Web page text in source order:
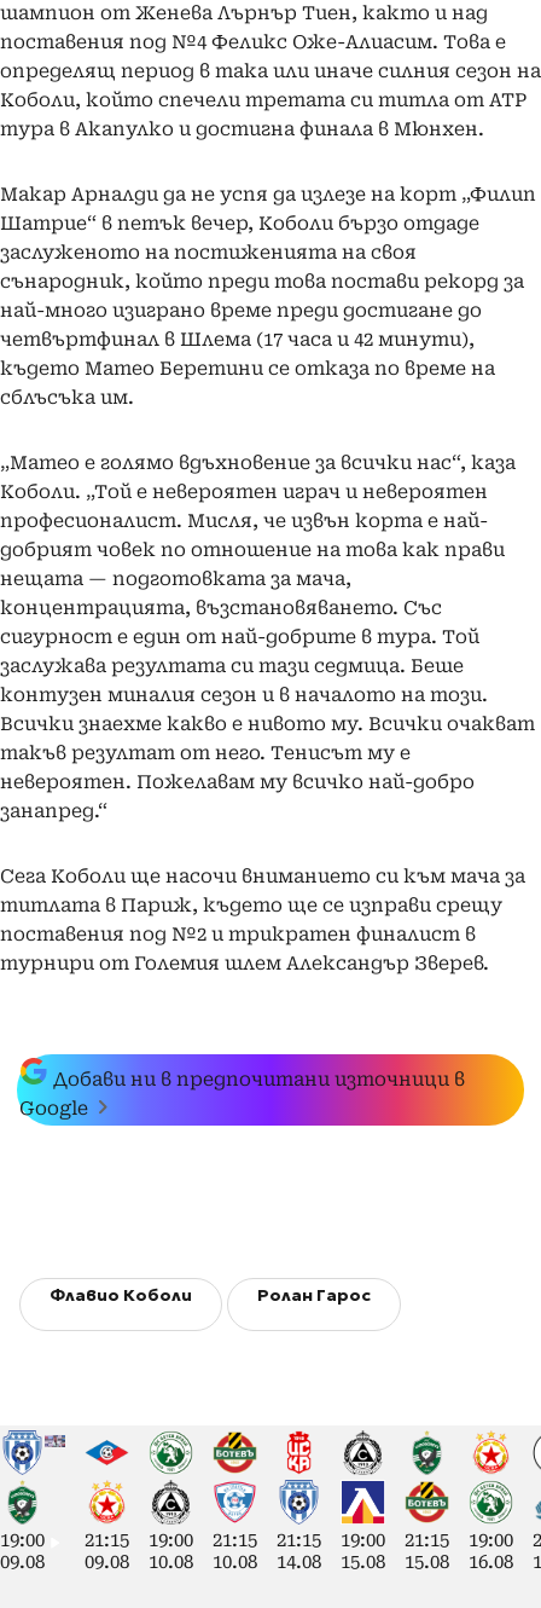
шампион от Женева Лърнър Тиен, както и над
поставения под №4 Феликс Оже-Алиасим. Това е
определящ период в така или иначе силния сезон на
Коболи, който спечели третата си титла от ATP
тура в Акапулко и достигна финала в Мюнхен.
Макар Арналди да не успя да излезе на корт „Филип
Шатрие“ в петък вечер, Коболи бързо отдаде
заслуженото на постиженията на своя
сънародник, който преди това постави рекорд за
най-много изиграно време преди достигане до
четвъртфинал в Шлема (17 часа и 42 минути),
където Матео Беретини се отказа по време на
сблъсъка им.
„Матео е голямо вдъхновение за всички нас“, каза
Коболи. „Той е невероятен играч и невероятен
професионалист. Мисля, че извън корта е най-
добрият човек по отношение на това как прави
нещата — подготовката за мача,
концентрацията, възстановяването. Със
сигурност е един от най-добрите в тура. Той
заслужава резултата си тази седмица. Беше
контузен миналия сезон и в началото на този.
Всички знаехме какво е нивото му. Всички очакват
такъв резултат от него. Тенисът му е
невероятен. Пожелавам му всичко най-добро
занапред.“
Сега Коболи ще насочи вниманието си към мача за
титлата в Париж, където ще се изправи срещу
поставения под №2 и трикратен финалист в
турнири от Големия шлем Александър Зверев.
Добави ни в предпочитани източници в
Google
Флавио Коболи Ролан Гарос
19:00
09.08
21:15
09.08
19:00
10.08
21:15
10.08
21:15
14.08
19:00
15.08
21:15
15.08
19:00
16.08